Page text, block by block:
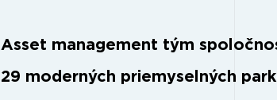
Asset management tým
29 moderných priemyselných